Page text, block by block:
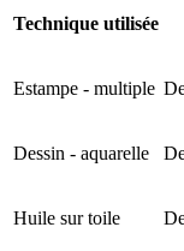
Technique utilisée
Estampe - multiple
Dessin - aquarelle
Huile sur toile